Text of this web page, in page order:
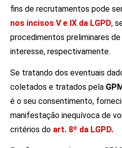
fins de recrutamentos pode
nos incisos V e IX da LGPD,
procedimentos preliminares
interesse, respectivamente.
Se tratando dos eventuais
coletados e tratados pela
é o seu consentimento,
manifestação inequívoca de
critérios do art. 8º da LGPD.